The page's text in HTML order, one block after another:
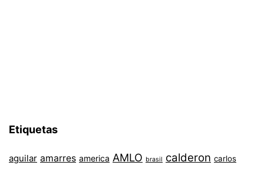
Etiquetas
aguilar amarres america AMLO brasil calderon carlos